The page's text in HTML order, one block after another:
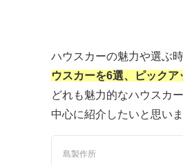
ハウスカーの魅力や選ぶ
ウスカーを6選、ピックア
どれも魅力的なハウスカ
中心に紹介したいと思いま
島製作所